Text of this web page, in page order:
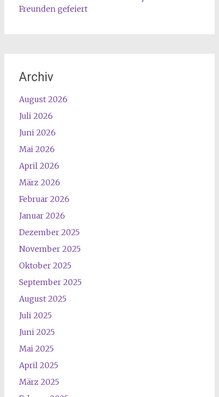
Freunden gefeiert
Archiv
August 2026
Juli 2026
Juni 2026
Mai 2026
April 2026
März 2026
Februar 2026
Januar 2026
Dezember 2025
November 2025
Oktober 2025
September 2025
August 2025
Juli 2025
Juni 2025
Mai 2025
April 2025
März 2025